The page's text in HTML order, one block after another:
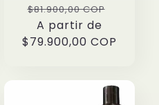
Precio
habitual
$81.900,00 COP
oferta
A partir de
$79.900,00 COP